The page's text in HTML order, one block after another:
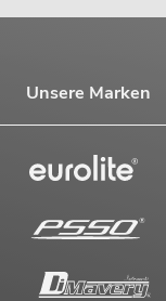
Unsere Marken